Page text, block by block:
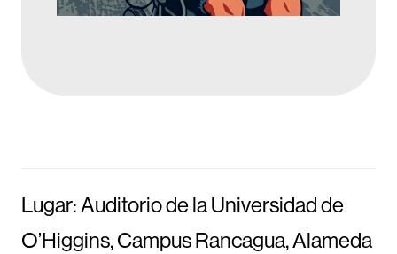
Lugar: Auditorio de la Universidad de
O’Higgins, Campus Rancagua, Alameda